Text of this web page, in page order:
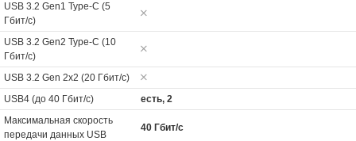
USB 3.2 Gen1 Type-C (5
Гбит/с)
USB 3.2 Gen2 Type-C (10
Гбит/с)
USB 3.2 Gen 2x2 (20 Гбит/с)
USB4 (до 40 Гбит/с)
есть, 2
Максимальная скорость
передачи данных USB
40 Гбит/с